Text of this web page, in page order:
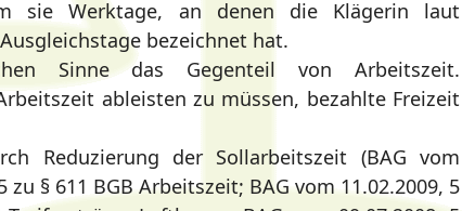
sie Werktage, an denen die Klägerin laut
bezeichnet hat.
Sinne das Gegenteil von Arbeitszeit.
ableisten zu müssen, bezahlte Freizeit
Reduzierung der Sollarbeitszeit (BAG vom
zu § 611 BGB Arbeitszeit; BAG vom 11.02.2009, 5